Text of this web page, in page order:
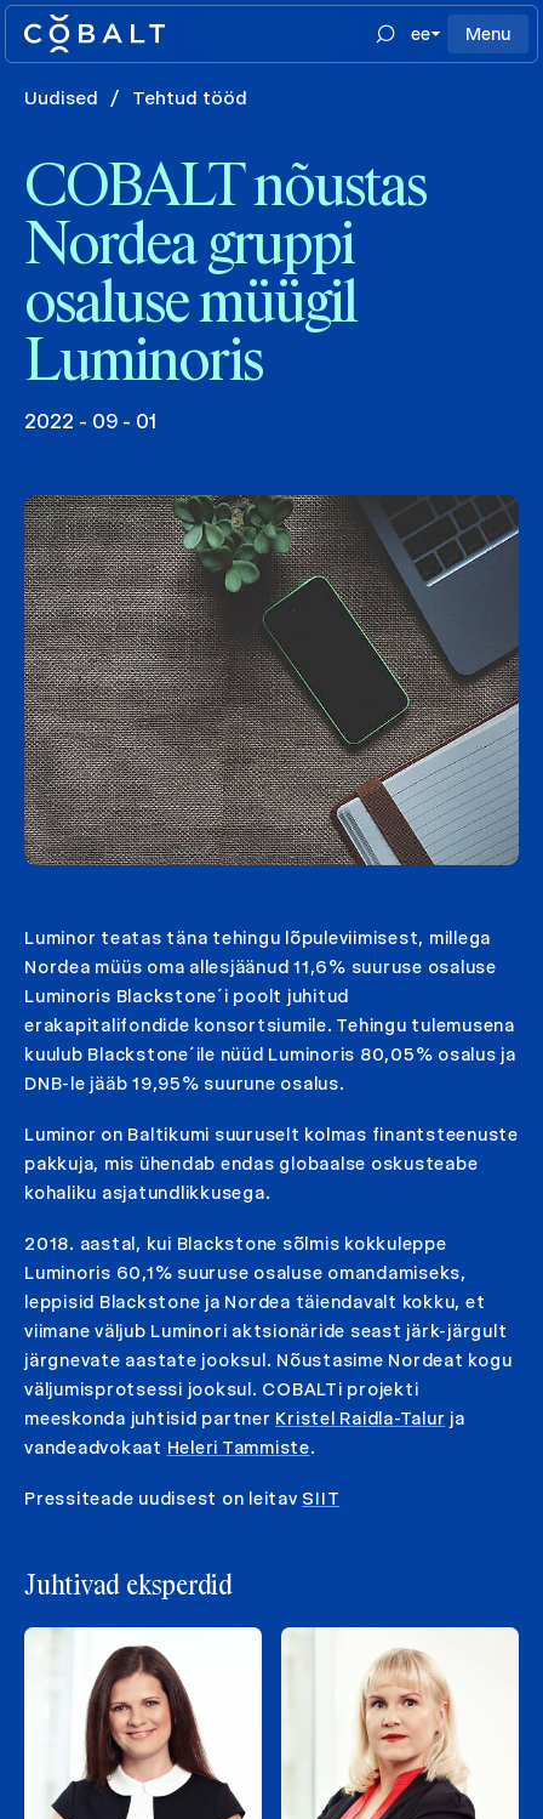
ee Menu
Uudised / Tehtud tööd
COBALT nõustas
Nordea gruppi
osaluse müügil
Luminoris
2022 - 09 - 01
Luminor teatas täna tehingu lõpuleviimisest, millega
Nordea müüs oma allesjäänud 11,6% suuruse osaluse
Luminoris Blackstone´i poolt juhitud
erakapitalifondide konsortsiumile. Tehingu tulemusena
kuulub Blackstone´ile nüüd Luminoris 80,05% osalus ja
DNB-le jääb 19,95% suurune osalus.
Luminor on Baltikumi suuruselt kolmas finantsteenuste
pakkuja, mis ühendab endas globaalse oskusteabe
kohaliku asjatundlikkusega.
2018. aastal, kui Blackstone sõlmis kokkuleppe
Luminoris 60,1% suuruse osaluse omandamiseks,
leppisid Blackstone ja Nordea täiendavalt kokku, et
viimane väljub Luminori aktsionäride seast järk-järgult
järgnevate aastate jooksul. Nõustasime Nordeat kogu
väljumisprotsessi jooksul. COBALTi projekti
meeskonda juhtisid partner Kristel Raidla-Talur ja
vandeadvokaat Heleri Tammiste.
Pressiteade uudisest on leitav SIIT
Juhtivad eksperdid